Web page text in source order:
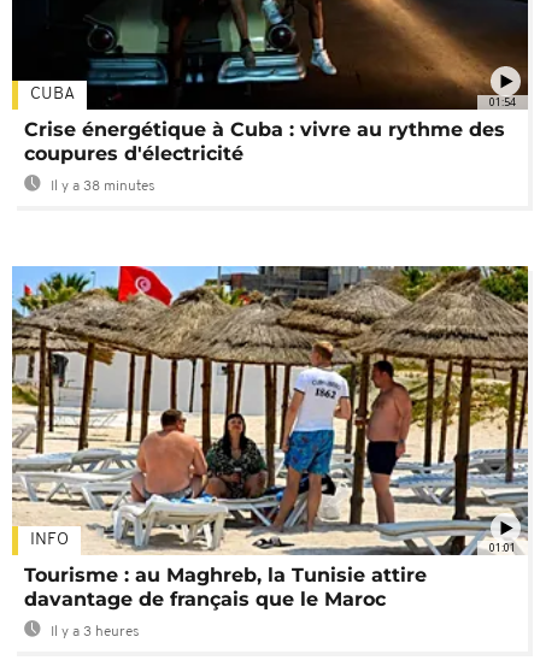
01:54
CUBA
Crise énergétique à Cuba : vivre au rythme des
coupures d'électricité
Il y a 38 minutes
01:01
INFO
Tourisme : au Maghreb, la Tunisie attire
davantage de français que le Maroc
Il y a 3 heures